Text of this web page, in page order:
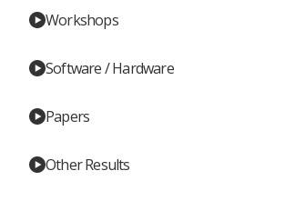
Workshops
Software / Hardware
Papers
Other Results